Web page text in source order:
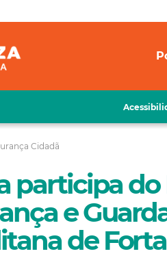
Cidadã
participa do
e
de